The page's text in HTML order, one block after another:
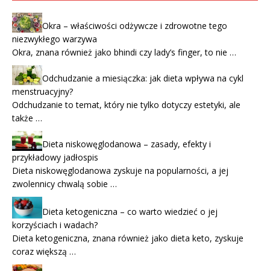
Okra – właściwości odżywcze i zdrowotne tego
niezwykłego warzywa
Okra, znana również jako bhindi czy lady’s finger, to nie …
Odchudzanie a miesiączka: jak dieta wpływa na cykl
menstruacyjny?
Odchudzanie to temat, który nie tylko dotyczy estetyki, ale
także …
Dieta niskowęglodanowa – zasady, efekty i
przykładowy jadłospis
Dieta niskowęglodanowa zyskuje na popularności, a jej
zwolennicy chwalą sobie …
Dieta ketogeniczna – co warto wiedzieć o jej
korzyściach i wadach?
Dieta ketogeniczna, znana również jako dieta keto, zyskuje
coraz większą …